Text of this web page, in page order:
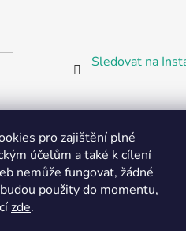
pro zajištění plné
účelům a také k cílení
nemůže fungovat, žádné
použity do momentu,
zde.
Sledovat na
Barefoot Plzeň